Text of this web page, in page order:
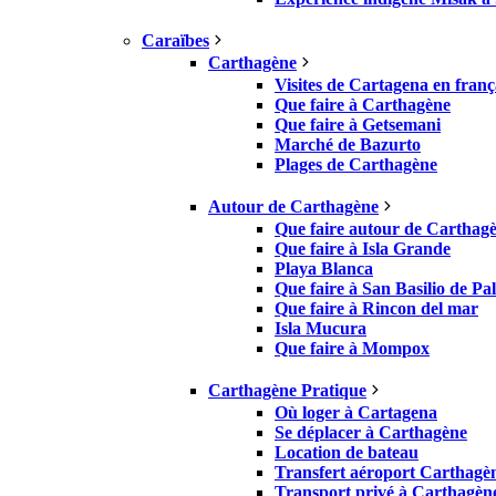
Caraïbes
Carthagène
Visites de Cartagena en
Que faire à Carthagène
Que faire à Getsemani
Marché de Bazurto
Plages de Carthagène
Autour de Carthagène
Que faire autour de
Que faire à Isla Grande
Playa Blanca
Que faire à San Basilio de
Que faire à Rincon del mar
Isla Mucura
Que faire à Mompox
Carthagène Pratique
Où loger à Cartagena
Se déplacer à Carthagène
Location de bateau
Transfert aéroport
Transport privé à